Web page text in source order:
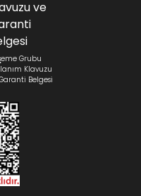
Grubu
Klavuzu
Belgesi